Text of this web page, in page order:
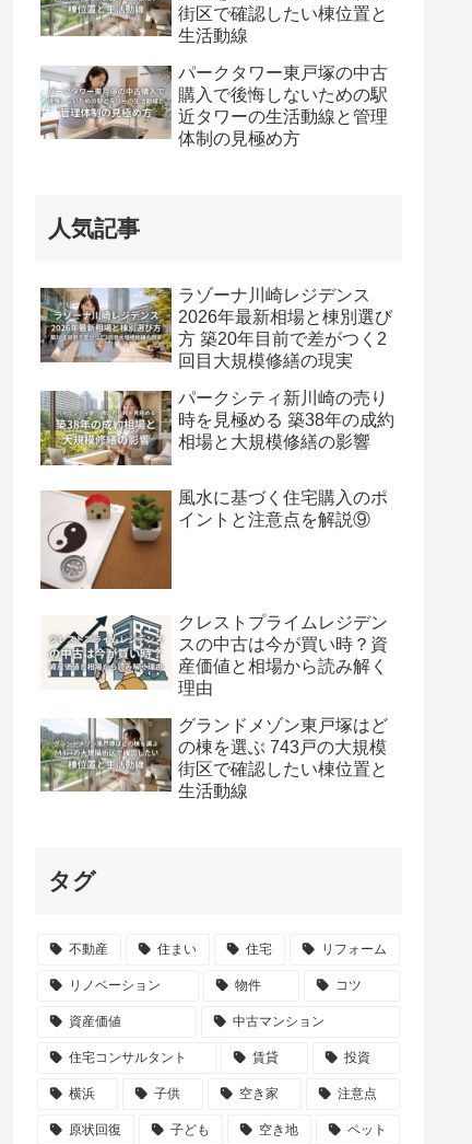
街区で確認したい棟位置と
生活動線
パークタワー東戸塚の中古
購入で後悔しないための駅
近タワーの生活動線と管理
体制の見極め方
人気記事
ラゾーナ川崎レジデンス
2026年最新相場と棟別選び
方 築20年目前で差がつく2
回目大規模修繕の現実
パークシティ新川崎の売り
時を見極める 築38年の成約
相場と大規模修繕の影響
風水に基づく住宅購入のポ
イントと注意点を解説⑨
クレストプライムレジデン
スの中古は今が買い時？資
産価値と相場から読み解く
理由
グランドメゾン東戸塚はど
の棟を選ぶ 743戸の大規模
街区で確認したい棟位置と
生活動線
タグ
不動産 住まい 住宅 リフォーム
リノベーション 物件 コツ
資産価値 中古マンション
住宅コンサルタント 賃貸 投資
横浜 子供 空き家 注意点
原状回復 子ども 空き地 ペット